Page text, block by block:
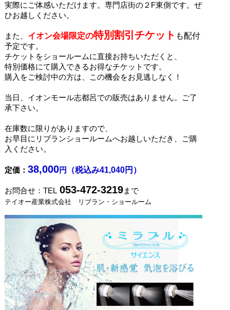
実際にご体感いただけます。 専門店街の２F東側です。 ぜ
ひお越しください。
また、 イオン会場限定の特別割引 チケット も配付
予定です。
チケットをショールームに直接お持ちいただくと、
特別価格にて購入できるお得なチケットです。
購入をご検討中の方は、この機会をお見逃しなく！
当日、イオンモール志都呂での販売はありません。ご了
承下さい。
在庫数に限りがありますので、
お早目にリブランショールームへお越しいただき、
ご購
入ください。
定価： 38,000円 （税込み41,040円）
お問合せ：​ TEL 053-472-3219まで
テイオー産業株式会社 リブラン・ショールーム